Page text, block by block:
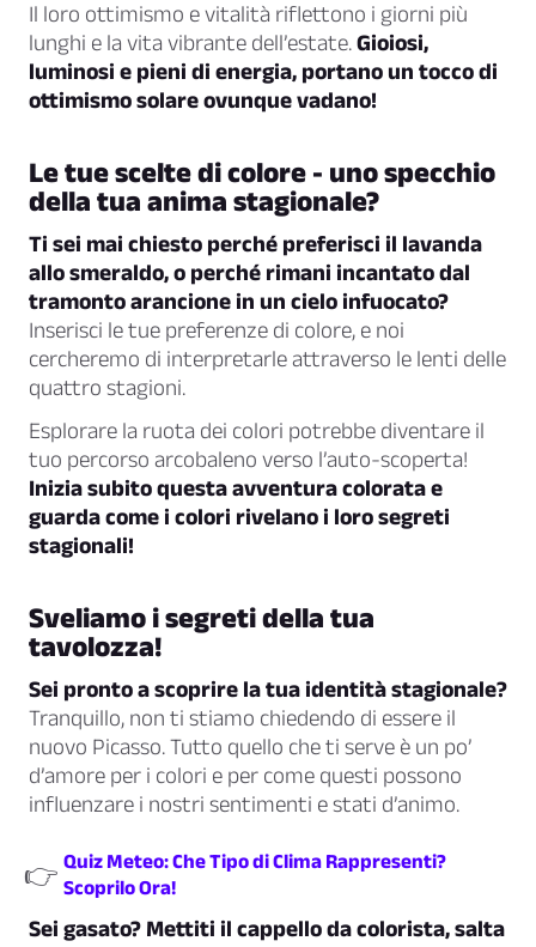
Il loro ottimismo e vitalità riflettono i giorni più
lunghi e la vita vibrante dell’estate.Gioiosi,
luminosi e pieni di energia, portano un tocco di
ottimismo solare ovunque vadano!
Le tue scelte di colore - uno specchio
della tua anima stagionale?
Ti sei mai chiesto perché preferisci il lavanda
allo smeraldo, o perché rimani incantato dal
tramonto arancione in un cielo infuocato?
Inserisci le tue preferenze di colore, e noi
cercheremo di interpretarle attraverso le lenti delle
quattro stagioni.
Esplorare la ruota dei colori potrebbe diventare il
tuo percorso arcobaleno verso l’auto-scoperta!
Inizia subito questa avventura colorata e
guarda come i colori rivelano i loro segreti
stagionali!
Sveliamo i segreti della tua
tavolozza!
Sei pronto a scoprire la tua identità stagionale?
Tranquillo, non ti stiamo chiedendo di essere il
nuovo Picasso. Tutto quello che ti serve è un po’
d’amore per i colori e per come questi possono
influenzare i nostri sentimenti e stati d’animo.
👉 Quiz Meteo: Che Tipo di Clima Rappresenti?
Scoprilo Ora!
Sei gasato? Mettiti il cappello da colorista, salta